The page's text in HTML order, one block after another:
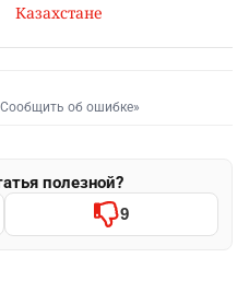
Казахстане
об ошибке»
полезной?
9